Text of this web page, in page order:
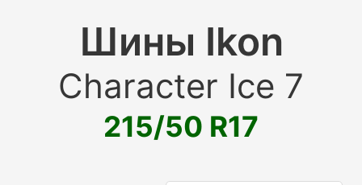
Шины Ikon
Character Ice 7
215/50 R17